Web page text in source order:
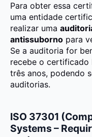
Para obter essa
uma entidade
realizar uma
antissuborno para
Se a auditoria for
recebe o certificado
três anos, podendo
auditorias.
ISO 37301
Systems –